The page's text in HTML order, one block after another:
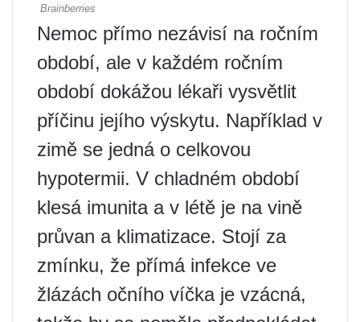
Nemoc přímo nezávisí na ročním
období, ale v každém ročním
období dokážou lékaři vysvětlit
příčinu jejího výskytu. Například v
zimě se jedná o celkovou
hypotermii. V chladném období
klesá imunita a v létě je na vině
průvan a klimatizace. Stojí za
zmínku, že přímá infekce ve
žlázách očního víčka je vzácná,